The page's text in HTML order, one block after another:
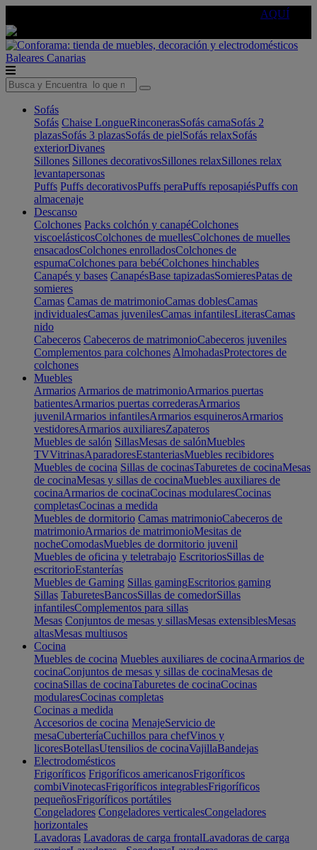
AQUÍ
Baleares Canarias
Sofás
Sofás Chaise LongueRinconerasSofás camaSofás 2
plazasSofás 3 plazasSofás de pielSofás relaxSofás
exteriorDivanes
Sillones Sillones decorativosSillones relaxSillones relax
levantapersonas
Puffs Puffs decorativosPuffs peraPuffs reposapiésPuffs con
almacenaje
Descanso
Colchones Packs colchón y canapéColchones
viscoelásticosColchones de muellesColchones de muelles
ensacadosColchones enrolladosColchones de
espumaColchones para bebéColchones hinchables
Canapés y bases CanapésBase tapizadasSomieresPatas de
somieres
Camas Camas de matrimonioCamas doblesCamas
individualesCamas juvenilesCamas infantilesLiterasCamas
nido
Cabeceros Cabeceros de matrimonioCabeceros juveniles
Complementos para colchones AlmohadasProtectores de
colchones
Muebles
Armarios Armarios de matrimonioArmarios puertas
batientesArmarios puertas correderasArmarios
juvenilArmarios infantilesArmarios esquinerosArmarios
vestidoresArmarios auxiliaresZapateros
Muebles de salón SillasMesas de salónMuebles
TVVitrinasAparadoresEstanteriasMuebles recibidores
Muebles de cocina Sillas de cocinasTaburetes de cocinaMesas
de cocinaMesas y sillas de cocinaMuebles auxiliares de
cocinaArmarios de cocinaCocinas modularesCocinas
completasCocinas a medida
Muebles de dormitorio Camas matrimonioCabeceros de
matrimonioArmarios de matrimonioMesitas de
nocheComodasMuebles de dormitorio juvenil
Muebles de oficina y teletrabajo EscritoriosSillas de
escritorioEstanterías
Muebles de Gaming Sillas gamingEscritorios gaming
Sillas TaburetesBancosSillas de comedorSillas
infantilesComplementos para sillas
Mesas Conjuntos de mesas y sillasMesas extensiblesMesas
altasMesas multiusos
Cocina
Muebles de cocina Muebles auxiliares de cocinaArmarios de
cocinaConjuntos de mesas y sillas de cocinaMesas de
cocinaSillas de cocinaTaburetes de cocinaCocinas
modularesCocinas completas
Cocinas a medida
Accesorios de cocina MenajeServicio de
mesaCuberteríaCuchillos para chefVinos y
licoresBotellasUtensilios de cocinaVajillaBandejas
Electrodomésticos
Frigoríficos Frigoríficos americanosFrigoríficos
combiVinotecasFrigoríficos integrablesFrigoríficos
pequeñosFrigoríficos portátiles
Congeladores Congeladores verticalesCongeladores
horizontales
Lavadoras Lavadoras de carga frontalLavadoras de carga